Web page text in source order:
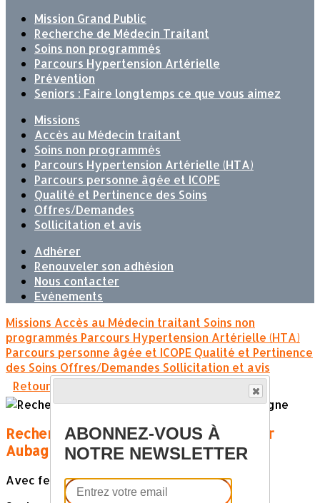
Mission Grand Public
Recherche de Médecin Traitant
Soins non programmés
Parcours Hypertension Artérielle
Prévention
Seniors : Faire longtemps ce que vous aimez
Missions
Accès au Médecin traitant
Soins non programmés
Parcours Hypertension Artérielle (HTA)
Parcours personne âgée et ICOPE
Qualité et Pertinence des Soins
Offres/Demandes
Sollicitation et avis
Adhérer
Renouveler son adhésion
Nous contacter
Evènements
Missions Accès au Médecin traitant Soins non
programmés Parcours Hypertension Artérielle (HTA)
Parcours personne âgée et ICOPE Qualité et Pertinence
des Soins Offres/Demandes Sollicitation et avis
Retour
Recherche IDEL Conventionnée secteur
Aubagne
Avec feuilles pour 10 à 12 jours par mois
ABONNEZ-VOUS À
NOTRE NEWSLETTER